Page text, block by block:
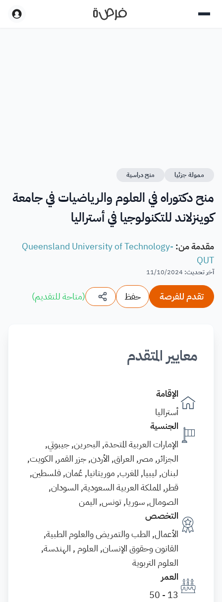
ممولة جزئيا منح دراسية
منح دكتوراه في العلوم والرياضيات في جامعة
كوينزلاند للتكنولوجيا في أستراليا
مقدمة من:
Queensland University of Technology-
QUT
آخر تحديث:
11/10/2024
تقدم للفرصة حفظ (متاحة للتقديم)
معايير المتقدم
الإقامة
أستراليا
الجنسية
الإمارات العربية المتحدة, البحرين, جيبوتي,
الجزائر, مصر, العراق, الأردن, جزر القمر, الكويت,
لبنان, ليبيا, المغرب, موريتانيا, عُمان, فلسطين,
قطر, المملكة العربية السعودية, السودان,
الصومال, سوريا, تونس, اليمن
التخصص
الأعمال, الطب والتمريض والعلوم الطبية,
القانون وحقوق الإنسان, العلوم , الهندسة,
العلوم التربوية
العمر
13 - 50